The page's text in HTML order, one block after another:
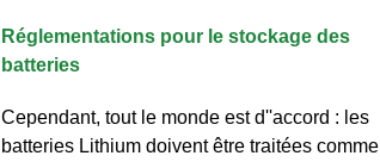
Réglementations pour le stockage des
batteries
Cependant, tout le monde est d''accord : les
batteries Lithium doivent être traitées comme